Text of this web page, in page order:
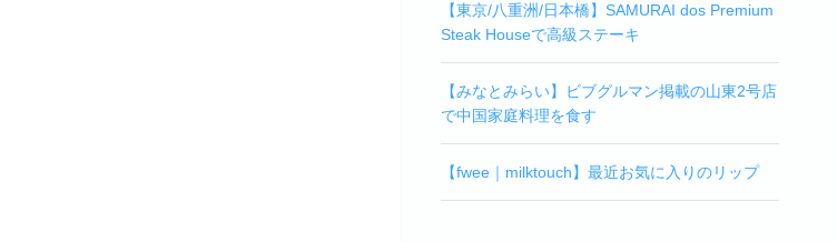
【東京/八重洲/日本橋】SAMURAI dos Premium
Steak Houseで高級ステーキ
【みなとみらい】ビブグルマン掲載の山東2号店
で中国家庭料理を食す
【fwee｜milktouch】最近お気に入りのリップ